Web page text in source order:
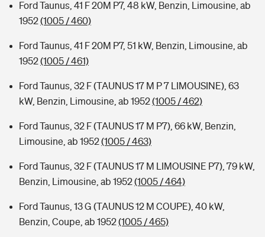
Ford Taunus, 41 F 20M P7, 48 kW, Benzin, Limousine, ab
1952(1005 / 460)
Ford Taunus, 41 F 20M P7, 51 kW, Benzin, Limousine, ab
1952(1005 / 461)
Ford Taunus, 32 F (TAUNUS 17 M P 7 LIMOUSINE), 63
kW, Benzin, Limousine, ab 1952(1005 / 462)
Ford Taunus, 32 F (TAUNUS 17 M P7), 66 kW, Benzin,
Limousine, ab 1952(1005 / 463)
Ford Taunus, 32 F (TAUNUS 17 M LIMOUSINE P7), 79 kW,
Benzin, Limousine, ab 1952(1005 / 464)
Ford Taunus, 13 G (TAUNUS 12 M COUPE), 40 kW,
Benzin, Coupe, ab 1952(1005 / 465)